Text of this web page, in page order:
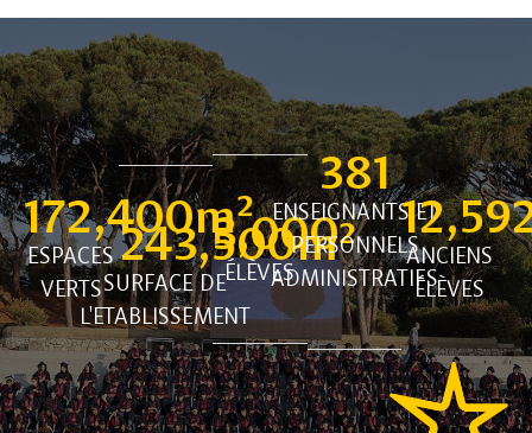
ESPACES
VERTS
172,400m²
SURFACE DE
L'ETABLISSEMENT
243,500m²
ÉLÈVES
3,000
ENSEIGNANTS ET
PERSONNELS
ADMINISTRATIFS
381
ANCIENS
ÉLÈVES